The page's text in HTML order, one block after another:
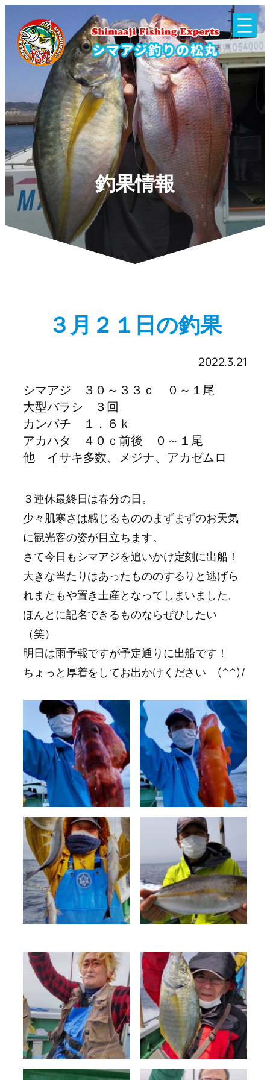
釣果情報
３月２１日の釣果
2022.3.21
シマアジ ３０～３３ｃ ０～１尾
大型バラシ ３回
カンパチ １．６ｋ
アカハタ ４０ｃ前後 ０～１尾
他 イサキ多数、メジナ、アカゼムロ
３連休最終日は春分の日。
少々肌寒さは感じるもののまずまずのお天気
に観光客の姿が目立ちます。
さて今日もシマアジを追いかけ定刻に出船！
大きな当たりはあったもののするりと逃げら
れまたもや置き土産となってしまいました。
ほんとに記名できるものならぜひしたい
（笑）
明日は雨予報ですが予定通りに出船です！
ちょっと厚着をしてお出かけください (^^)/